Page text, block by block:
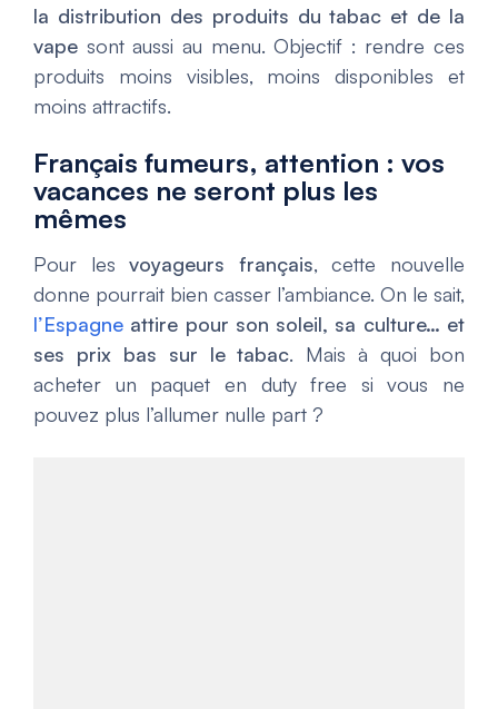
la distribution des produits du tabac et de la
vape sont aussi au menu. Objectif : rendre ces
produits moins visibles, moins disponibles et
moins attractifs.
Français fumeurs, attention : vos
vacances ne seront plus les
mêmes
Pour lesvoyageurs français, cette nouvelle
donne pourrait bien casser l’ambiance. On le sait,
l’Espagne attire pour son soleil, sa culture… et
ses prix bas sur le tabac. Mais à quoi bon
acheter un paquet en duty free si vous ne
pouvez plus l’allumer nulle part ?